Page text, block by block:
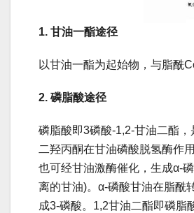
1. 甘油一酯途径
以甘油一酯为起始物，与脂酰
2. 磷脂酸途径
磷脂酸即3磷酸-1,2-甘油二酯
二羟丙酮在甘油磷酸脱氢酶作
也可经甘油激酶催化，生成α-
离的甘油)。α-磷酸甘油在脂酰
成3-磷酸。1,2甘油二酯即磷脂